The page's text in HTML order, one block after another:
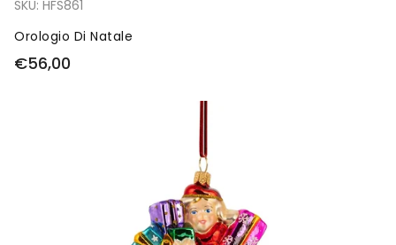
SKU: HFS861
Orologio Di Natale
€56,00